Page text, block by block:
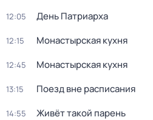
12:05 День Патриарха
12:15 Монaстыpская кухня
12:45 Монaстыpская кухня
13:15 Поезд вне расписания
14:55 Живёт такой парень